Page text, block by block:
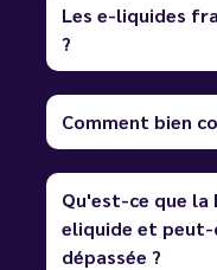
Les e-liquides
?
Comment bien
Qu'est-ce que la
eliquide et
dépassée ?